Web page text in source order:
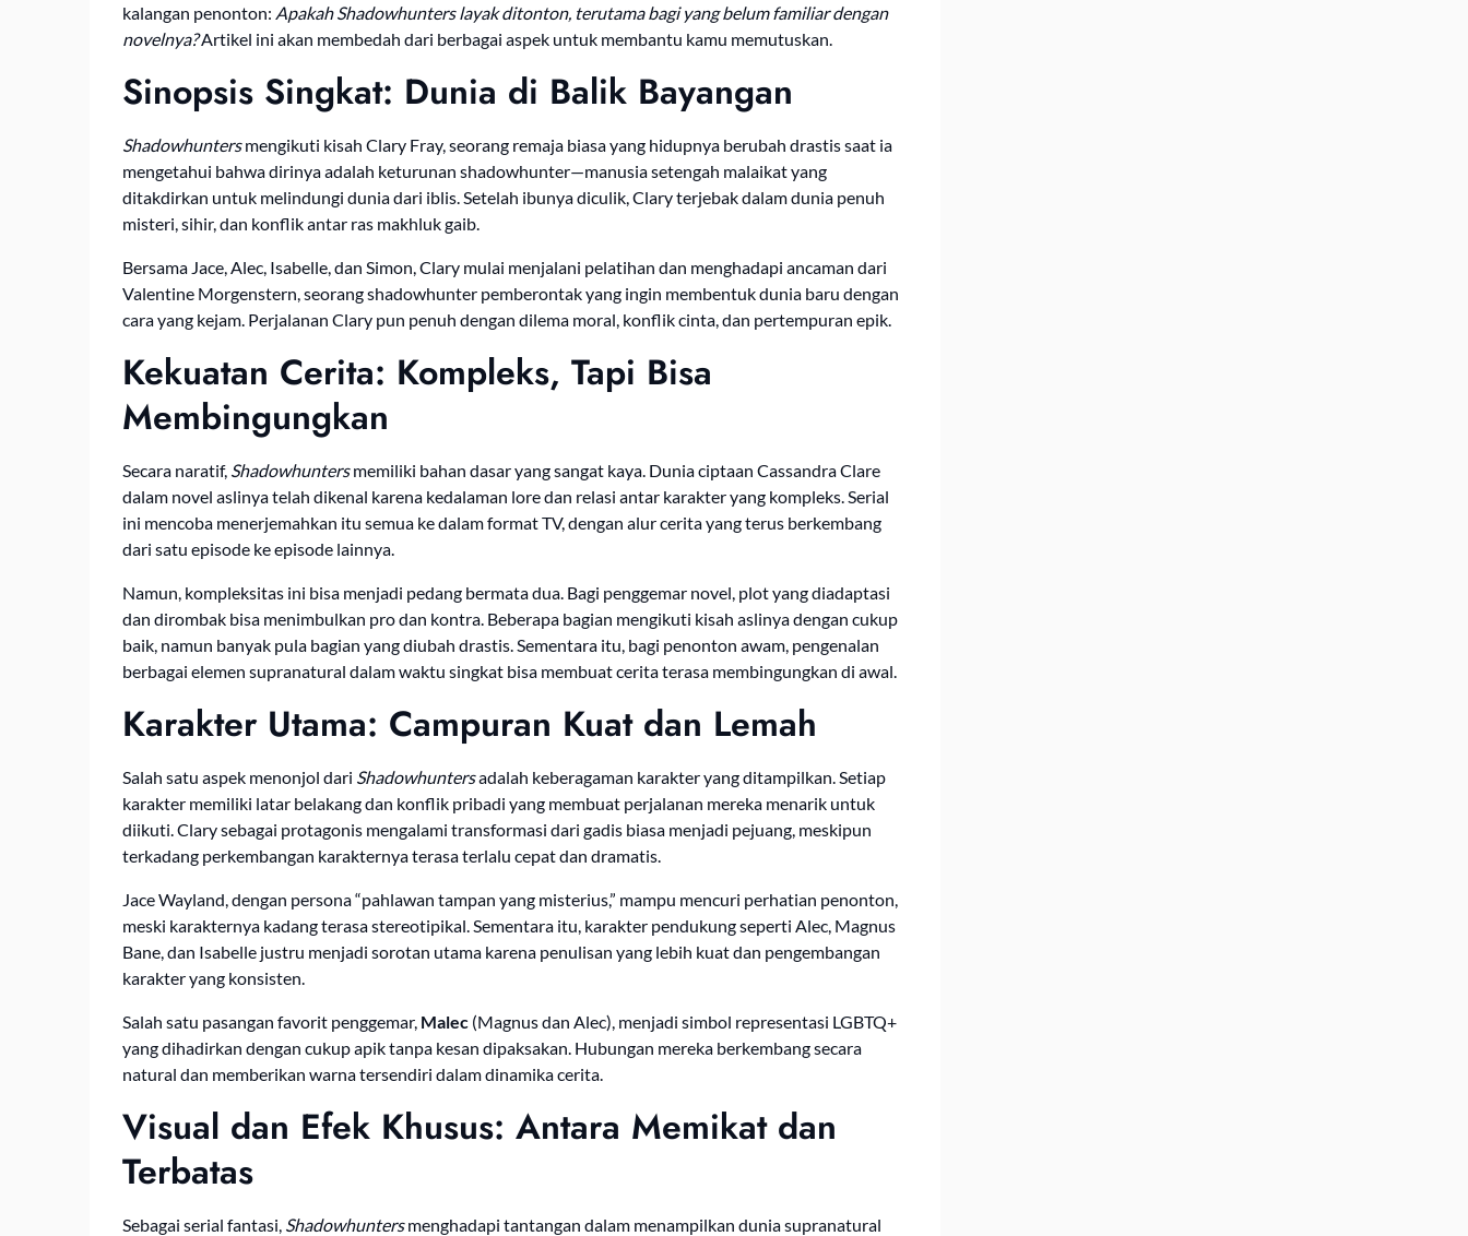
kalangan penonton: Apakah Shadowhunters layak ditonton, terutama bagi yang belum familiar dengan
novelnya?Artikel ini akan membedah dari berbagai aspek untuk membantu kamu memutuskan.
Sinopsis Singkat: Dunia di Balik Bayangan
Shadowhuntersmengikuti kisah Clary Fray, seorang remaja biasa yang hidupnya berubah drastis saat ia
mengetahui bahwa dirinya adalah keturunan shadowhunter—manusia setengah malaikat yang
ditakdirkan untuk melindungi dunia dari iblis. Setelah ibunya diculik, Clary terjebak dalam dunia penuh
misteri, sihir, dan konflik antar ras makhluk gaib.
Bersama Jace, Alec, Isabelle, dan Simon, Clary mulai menjalani pelatihan dan menghadapi ancaman dari
Valentine Morgenstern, seorang shadowhunter pemberontak yang ingin membentuk dunia baru dengan
cara yang kejam. Perjalanan Clary pun penuh dengan dilema moral, konflik cinta, dan pertempuran epik.
Kekuatan Cerita: Kompleks, Tapi Bisa
Membingungkan
Secara naratif, Shadowhuntersmemiliki bahan dasar yang sangat kaya. Dunia ciptaan Cassandra Clare
dalam novel aslinya telah dikenal karena kedalaman lore dan relasi antar karakter yang kompleks. Serial
ini mencoba menerjemahkan itu semua ke dalam format TV, dengan alur cerita yang terus berkembang
dari satu episode ke episode lainnya.
Namun, kompleksitas ini bisa menjadi pedang bermata dua. Bagi penggemar novel, plot yang diadaptasi
dan dirombak bisa menimbulkan pro dan kontra. Beberapa bagian mengikuti kisah aslinya dengan cukup
baik, namun banyak pula bagian yang diubah drastis. Sementara itu, bagi penonton awam, pengenalan
berbagai elemen supranatural dalam waktu singkat bisa membuat cerita terasa membingungkan di awal.
Karakter Utama: Campuran Kuat dan Lemah
Salah satu aspek menonjol dari Shadowhuntersadalah keberagaman karakter yang ditampilkan. Setiap
karakter memiliki latar belakang dan konflik pribadi yang membuat perjalanan mereka menarik untuk
diikuti. Clary sebagai protagonis mengalami transformasi dari gadis biasa menjadi pejuang, meskipun
terkadang perkembangan karakternya terasa terlalu cepat dan dramatis.
Jace Wayland, dengan persona “pahlawan tampan yang misterius,” mampu mencuri perhatian penonton,
meski karakternya kadang terasa stereotipikal. Sementara itu, karakter pendukung seperti Alec, Magnus
Bane, dan Isabelle justru menjadi sorotan utama karena penulisan yang lebih kuat dan pengembangan
karakter yang konsisten.
Salah satu pasangan favorit penggemar, Malec (Magnus dan Alec), menjadi simbol representasi LGBTQ+
yang dihadirkan dengan cukup apik tanpa kesan dipaksakan. Hubungan mereka berkembang secara
natural dan memberikan warna tersendiri dalam dinamika cerita.
Visual dan Efek Khusus: Antara Memikat dan
Terbatas
Sebagai serial fantasi, Shadowhuntersmenghadapi tantangan dalam menampilkan dunia supranatural